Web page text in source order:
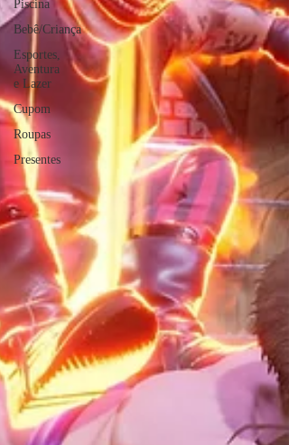
Piscina
Bebê/Criança
Esportes,
Aventura
e Lazer
Cupom
Roupas
Presentes